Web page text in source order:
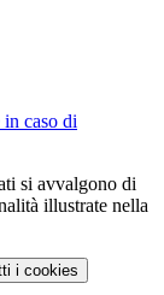
caso di
si avvalgono di
illustrate nella
i cookies